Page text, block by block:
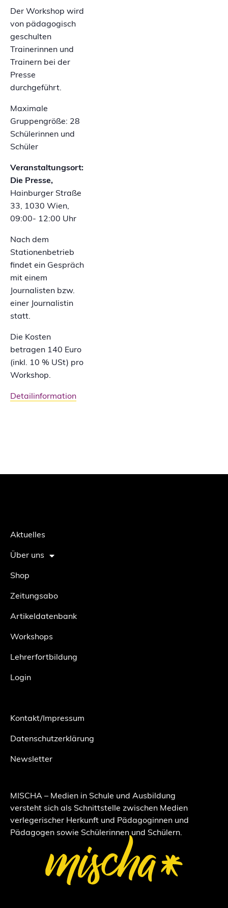
Der Workshop wird
von pädagogisch
geschulten
Trainerinnen und
Trainern bei der
Presse
durchgeführt.
Maximale
Gruppengröße: 28
Schülerinnen und
Schüler
Veranstaltungsort:
Die Presse,
Hainburger Straße
33, 1030 Wien,
09:00- 12:00 Uhr
Nach dem
Stationenbetrieb
findet ein Gespräch
mit einem
Journalisten bzw.
einer Journalistin
statt.
Die Kosten
betragen 140 Euro
(inkl. 10 % USt) pro
Workshop.
Detailinformation
Aktuelles
Über uns
Shop
Zeitungsabo
Artikeldatenbank
Workshops
Lehrerfortbildung
Login
Kontakt/Impressum
Datenschutzerklärung
Newsletter
MISCHA – Medien in Schule und Ausbildung
versteht sich als Schnittstelle zwischen Medien
verlegerischer Herkunft und Pädagoginnen und
Pädagogen sowie Schülerinnen und Schülern.